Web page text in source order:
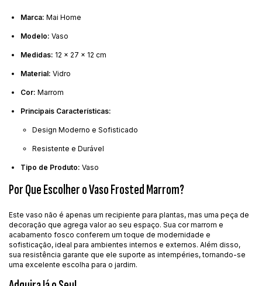
Marca: Mai Home
Modelo: Vaso
Medidas: 12 x 27 x 12 cm
Material: Vidro
Cor: Marrom
Principais Características:
Design Moderno e Sofisticado
Resistente e Durável
Tipo de Produto: Vaso
Por Que Escolher o Vaso Frosted Marrom?
Este vaso não é apenas um recipiente para plantas, mas uma peça de
decoração que agrega valor ao seu espaço. Sua cor marrom e
acabamento fosco conferem um toque de modernidade e
sofisticação, ideal para ambientes internos e externos. Além disso,
sua resistência garante que ele suporte as intempéries, tornando-se
uma excelente escolha para o jardim.